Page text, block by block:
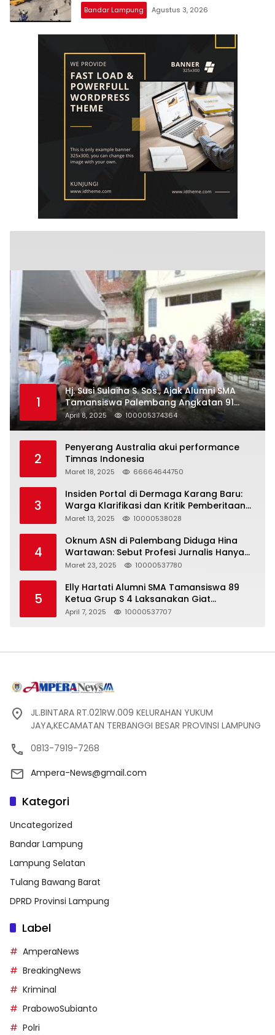
Bandar Lampung Agustus 3, 2026
1
Hj. Susi Sulaiha S. Sos., Ajak Alumni SMA
Tamansiswa Palembang Angkatan 91
Halal Bihalal
April 8, 2025 100005374364
2
Penyerang Australia akui performance
Timnas Indonesia
Maret 18, 2025 66664644750
3
Insiden Portal di Dermaga Karang Baru:
Warga Klarifikasi dan Kritik Pemberitaan
yang Tidak Akurat
Maret 13, 2025 10000538028
4
Oknum ASN di Palembang Diduga Hina
Wartawan: Sebut Profesi Jurnalis Hanya
Seharga 2 Liter Bensin, Berujung Dugaan
Maret 23, 2025 10000537780
5
Elly Hartati Alumni SMA Tamansiswa 89
Ketua Grup S 4 Laksanakan Giat
Silaturahmi
April 7, 2025 10000537707
JL.BINTARA RT.021RW.009 KELURAHAN YUKUM
JAYA,KECAMATAN TERBANGGI BESAR PROVINSI LAMPUNG
0813-7919-7268
Ampera-News@gmail.com
Kategori
Uncategorized
Bandar Lampung
Lampung Selatan
Tulang Bawang Barat
DPRD Provinsi Lampung
Label
AmperaNews
BreakingNews
Kriminal
PrabowoSubianto
Polri